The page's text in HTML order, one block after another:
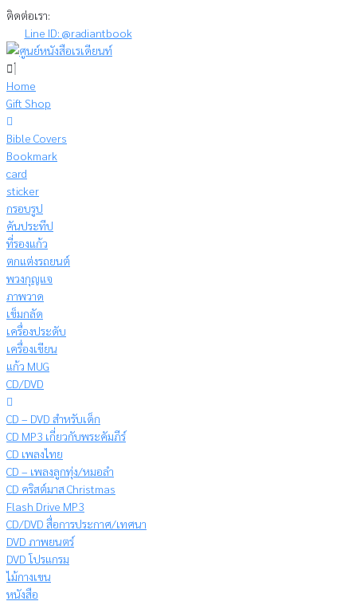
Skip
content
ติดต่อเรา:
Line ID: @radiantbook
Home
Gift Shop
Bible Covers
Bookmark
card
sticker
กรอบรูป
คันประทีป
ที่รองแก้ว
ตกแต่งรถยนต์
พวงกุญแจ
ภาพวาด
เข็มกลัด
เครื่องประดับ
เครื่องเขียน
แก้ว MUG
CD/DVD
CD – DVD สำหรับเด็ก
CD MP3 เกี่ยวกับพระคัมภีร์
CD เพลงไทย
CD – เพลงลูกทุ่ง/หมอลำ
CD คริสต์มาส Christmas
Flash Drive MP3
CD/DVD สื่อการประกาศ/เทศนา
DVD ภาพยนตร์
DVD โปรแกรม
ไม้กางเขน
หนังสือ